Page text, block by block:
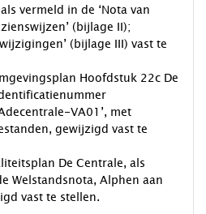
vermeld in de ‘Nota van
(bijlage II);
(bijlage III) vast te
Hoofdstuk 22c De
VA01’, met
gewijzigd vast te
De Centrale, als
Welstandsnota, Alphen aan
vast te stellen.